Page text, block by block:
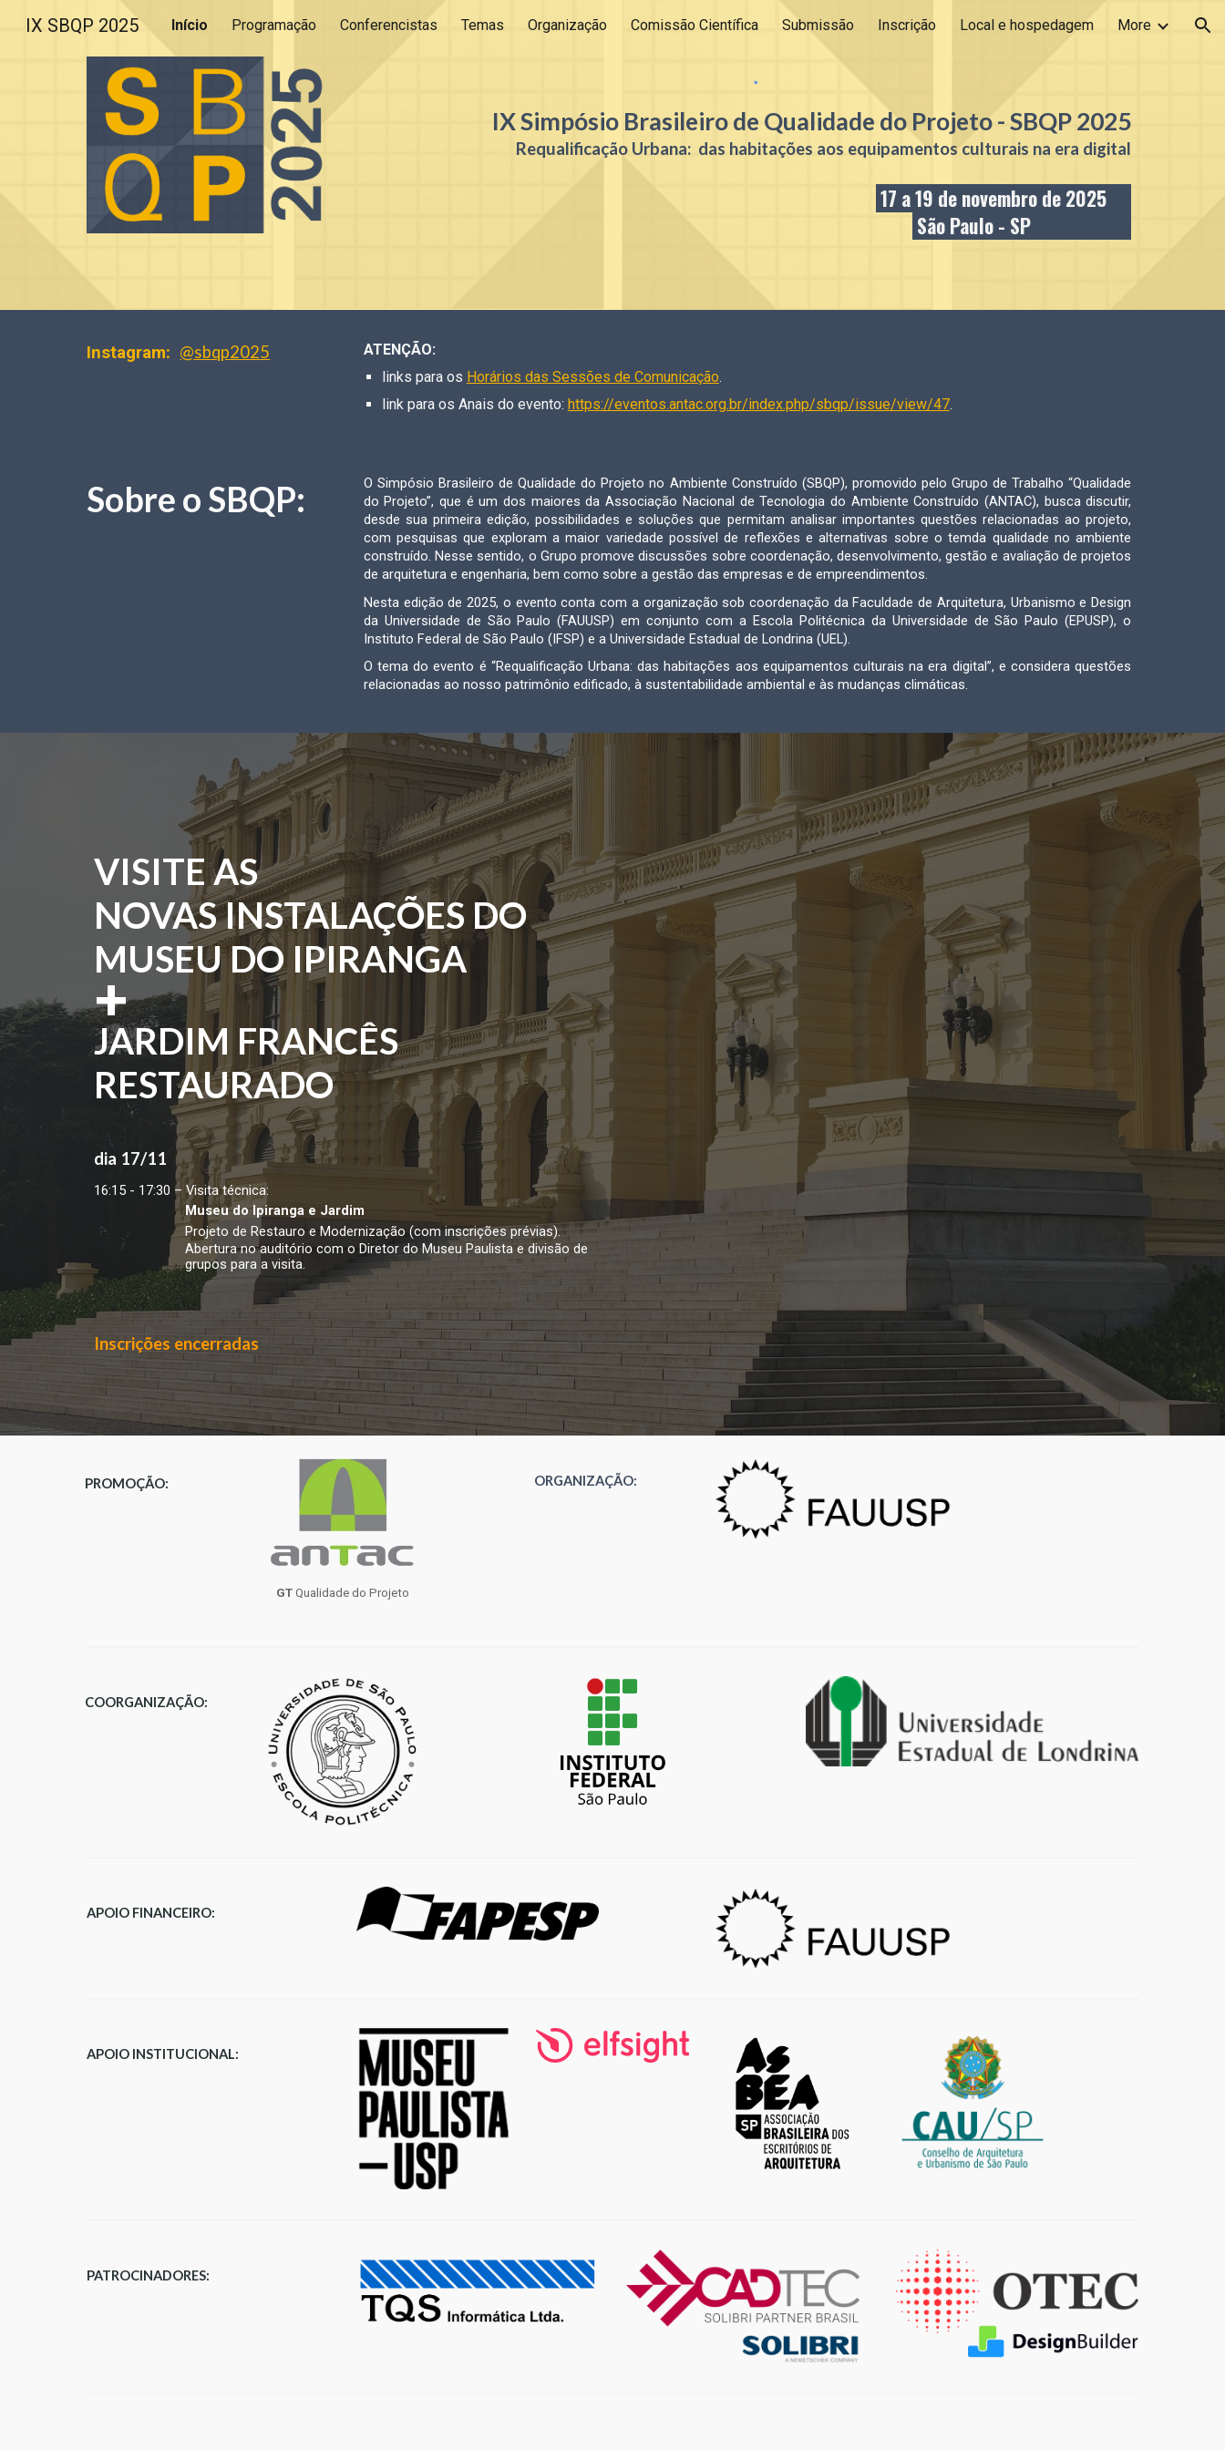
Skip to main content Skip to navigation
IX SBQP 2025 Início Programação Conferencistas Temas Organização Comissão Científica Submissão Inscrição Local e hospedagem More
IX Simpósio Brasileiro de Qualidade do Projeto - SBQP2025
Requalificação Urbana: das habitações aos equipamentos culturais na era digital
17 a 19 de novembro de 2025
São Paulo - SP
Instagram: @sbqp2025
ATENÇÃO:
links para os Horários das Sessões de Comunicação.
linkpara os Anais do evento: https://eventos.antac.org.br/index.php/sbqp/issue/view/47.
Sobre o SBQP:
O Simpósio Brasileiro de Qualidade do Projeto no Ambiente Construído (SBQP), promovido pelo Grupo de Trabalho “Qualidade
do Projeto”, que é um dos maiores da Associação Nacional de Tecnologia do Ambiente Construído (ANTAC), busca discutir,
desde sua primeira edição, possibilidades e soluções que permitam analisar importantes questões relacionadas ao projeto,
com pesquisas que exploram a maior variedade possível de reflexões e alternativas sobre o temda qualidade no ambiente
construído. Nesse sentido, o Grupo promove discussões sobre coordenação, desenvolvimento, gestão e avaliação de projetos
de arquitetura e engenharia, bem como sobre a gestão das empresas e de empreendimentos.
Nesta edição de 2025, o evento conta com a organização sob coordenação da Faculdade de Arquitetura, Urbanismo e Design
da Universidade de São Paulo (FAUUSP) em conjunto com a Escola Politécnica da Universidade de São Paulo (EPUSP), o
Instituto Federal de São Paulo (IFSP) e a Universidade Estadual de Londrina (UEL).
O tema do evento é “Requalificação Urbana: das habitações aos equipamentos culturais na era digital”, e considera questões
relacionadas ao nosso patrimônio edificado, à sustentabilidade ambiental e às mudanças climáticas.
VISITE AS
NOVAS INSTALAÇÕES DO
MUSEU DO IPIRANGA
+
JARDIM FRANCÊS
RESTAURADO
dia 17/11
16:15 - 17:30 – Visita técnica:
Museu do Ipiranga e Jardim
Projeto de Restauro e Modernização (com inscrições prévias).
Abertura no auditório com o Diretor do Museu Paulista e divisão de
grupos para a visita.
Inscrições encerradas
PROMOÇÃO:
GT Qualidade do Projeto
ORGANIZAÇÃO:
COORGANIZAÇÃO:
APOIO FINANCEIRO:
APOIO INSTITUCIONAL:
PATROCINADORES: